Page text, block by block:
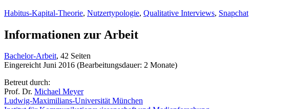
Habitus-Kapital-Theorie, Nutzertypologie, Qualitative Interviews, Snapchat
Informationen zur Arbeit
Bachelor-Arbeit, 42 Seiten
Eingereicht Juni 2016 (Bearbeitungsdauer: 2 Monate)
Betreut durch:
Prof. Dr. Michael Meyer
Ludwig-Maximilians-Universität München